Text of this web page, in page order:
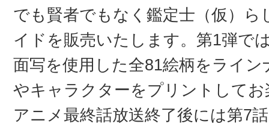
でも賢者でもなく鑑定士（仮）
イドを販売いたします。第1弾で
面写を使用した全81絵柄をライ
やキャラクターをプリントして
アニメ最終話放送終了後には第7